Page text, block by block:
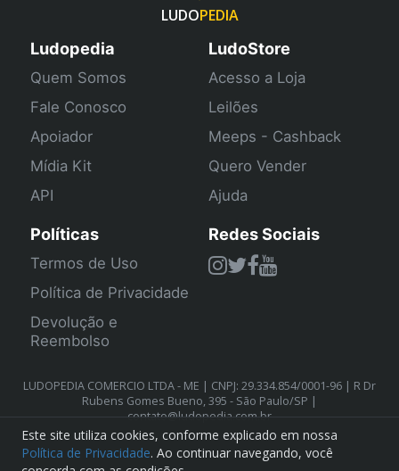
LUDOPEDIA
Ludopedia
Quem Somos
Fale Conosco
Apoiador
Mídia Kit
API
LudoStore
Acesso a Loja
Leilões
Meeps - Cashback
Quero Vender
Ajuda
Políticas
Termos de Uso
Política de Privacidade
Devolução e
Reembolso
Redes Sociais
LUDOPEDIA COMERCIO LTDA - ME | CNPJ: 29.334.854/0001-96 | R Dr
Rubens Gomes Bueno, 395 - São Paulo/SP |
contato@ludopedia.com.br
Este site utiliza cookies, conforme explicado em nossa
Política de Privacidade. Ao continuar navegando, você